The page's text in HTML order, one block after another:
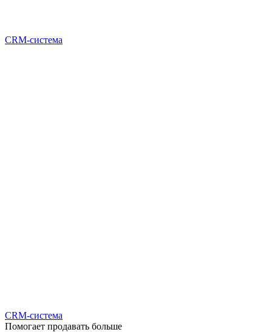
CRM-система
CRM-система
Помогает продавать больше